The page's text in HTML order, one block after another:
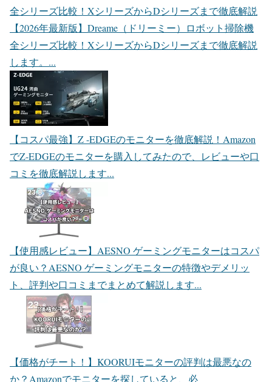
全シリーズ比較！XシリーズからDシリーズまで徹底解説
【2026年最新版】Dreame（ドリーミー）ロボット掃除機
全シリーズ比較！XシリーズからDシリーズまで徹底解説
します。...
【コスパ最強】Z -EDGEのモニターを徹底解説！ Amazon
でZ-EDGEのモニターを購入してみたので、レビューや口
コミを徹底解説します...
【使用感レビュー】AESNO ゲーミングモニターはコスパ
が良い？AESNO ゲーミングモニターの特徴やデメリッ
ト、評判や口コミまでまとめて解説します...
【価格がチート！】KOORUIモニターの評判は最悪なの
か？ Amazonでモニターを探していると、必